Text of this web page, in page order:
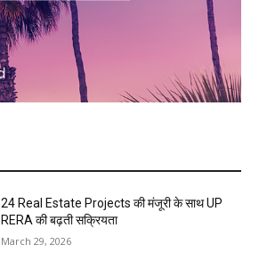
24 Real Estate Projects की मंजूरी के साथ UP
RERA की बढ़ती सक्रियता
March 29, 2026